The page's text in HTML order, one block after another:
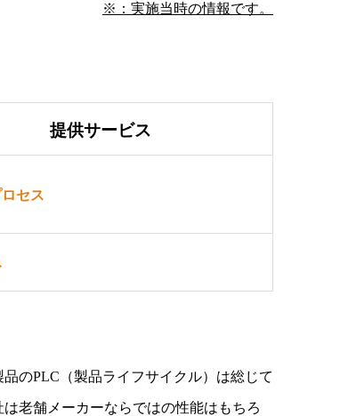
※：実施当時の情報です。
提供サービス
セス
のPLC（製品ライフサイクル）は総じて
老舗メーカーならではの性能はもちろ